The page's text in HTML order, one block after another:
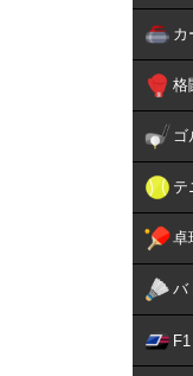
カ
格
ゴ
テ
卓
バ
F1